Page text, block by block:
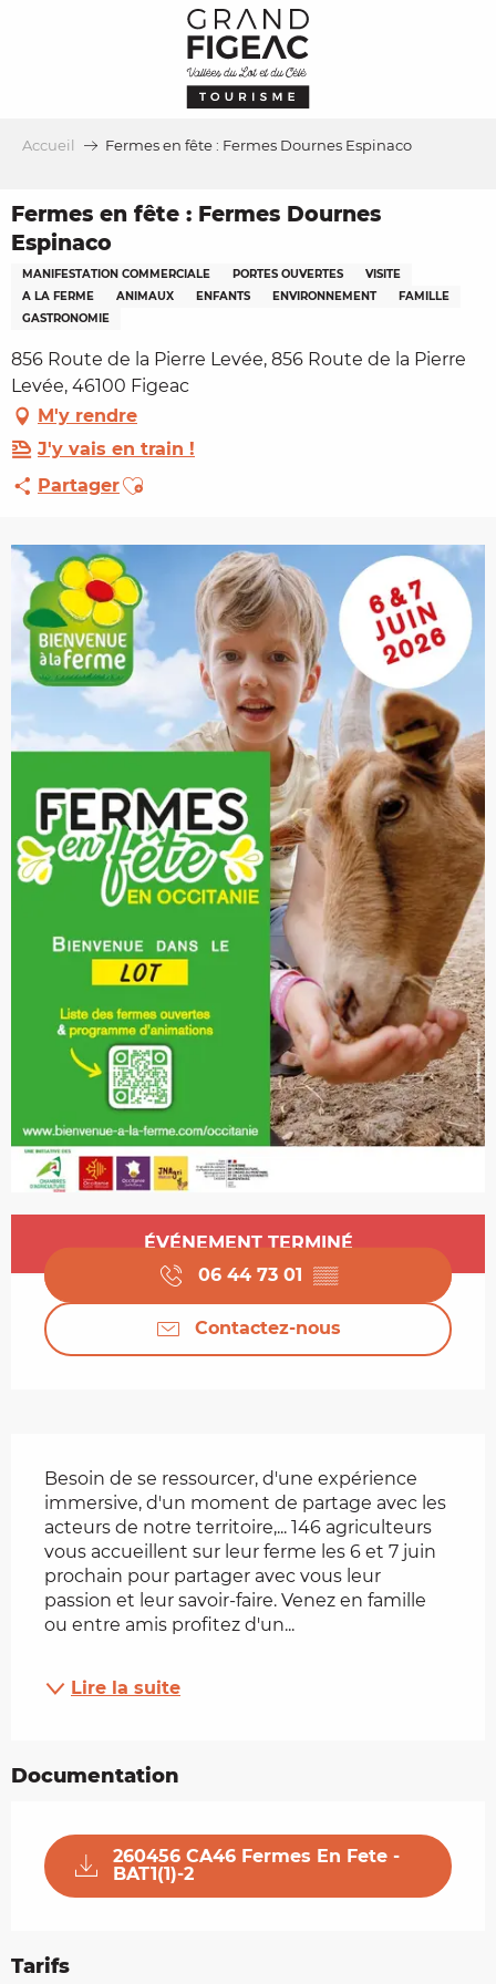
Accueil Fermes en fête : Fermes Dournes Espinaco
Fermes en fête : Fermes Dournes
Espinaco
MANIFESTATION COMMERCIALE PORTES OUVERTES
VISITE
A LA FERME
ANIMAUX ENFANTS ENVIRONNEMENT
FAMILLE
GASTRONOMIE
856 Route de la Pierre Levée, 856 Route de la Pierre
Levée, 46100 Figeac
M'y rendre
J'y vais en train !
PartagerAjouter aux favoris
Ouverture et coordonnées
ÉVÉNEMENT TERMINÉ
06 44 73 01 ▒▒
Contactez-nous
Besoin de se ressourcer, d'une expérience
immersive, d'un moment de partage avec les
acteurs de notre territoire,... 146 agriculteurs
vous accueillent sur leur ferme les 6 et 7 juin
prochain pour partager avec vous leur
passion et leur savoir-faire. Venez en famille
ou entre amis profitez d'un...
Lire la suite
Documentation
260456 CA46 Fermes En Fete -
BAT1(1)-2
Tarifs